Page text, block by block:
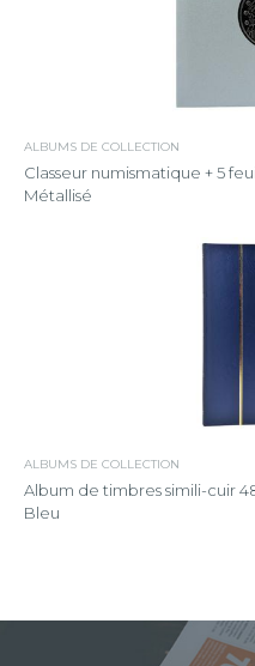
ALBUMS DE COLLECTION
Classeur numismatique + 5
Métallisé
ALBUMS DE COLLECTION
Album de timbres simili-cuir
Bleu